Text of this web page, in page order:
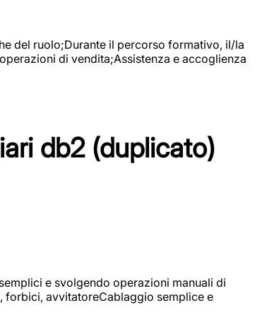
del ruolo;Durante il percorso formativo, il/la
di vendita;Assistenza e accoglienza
db2 (duplicato)
e svolgendo operazioni manuali di
forbici, avvitatoreCablaggio semplice e